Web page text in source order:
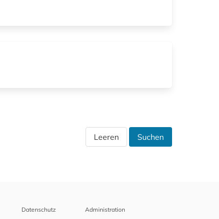
Leeren Suchen
Datenschutz Administration